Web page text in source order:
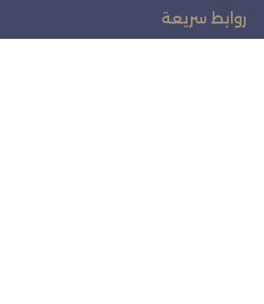
روابط سريعة